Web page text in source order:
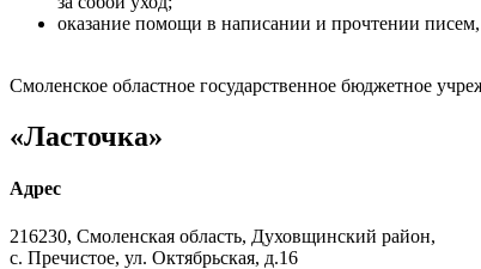
оказание помощи в написании и прочтении писем,
Смоленское областное государственное бюджетное
«Ласточка»
Адрес
216230, Смоленская область, Духовщинский район,
с. Пречистое, ул. Октябрьская, д.16